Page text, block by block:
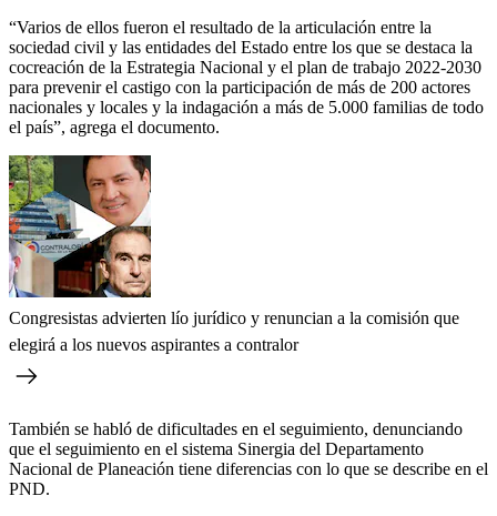
“Varios de ellos fueron el resultado de la articulación entre la
sociedad civil y las entidades del Estado entre los que se destaca la
cocreación de la Estrategia Nacional y el plan de trabajo 2022-2030
para prevenir el castigo con la participación de más de 200 actores
nacionales y locales y la indagación a más de 5.000 familias de todo
el país”, agrega el documento.
Congresistas advierten lío jurídico y renuncian a la comisión que
elegirá a los nuevos aspirantes a contralor
También se habló de dificultades en el seguimiento, denunciando
que el seguimiento en el sistema Sinergia del Departamento
Nacional de Planeación tiene diferencias con lo que se describe en el
PND.